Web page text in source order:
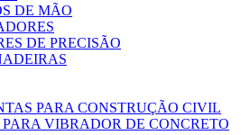
DE MÃO
DE PRECISÃO
PARA CONSTRUÇÃO CIVIL
VIBRADOR DE CONCRETO